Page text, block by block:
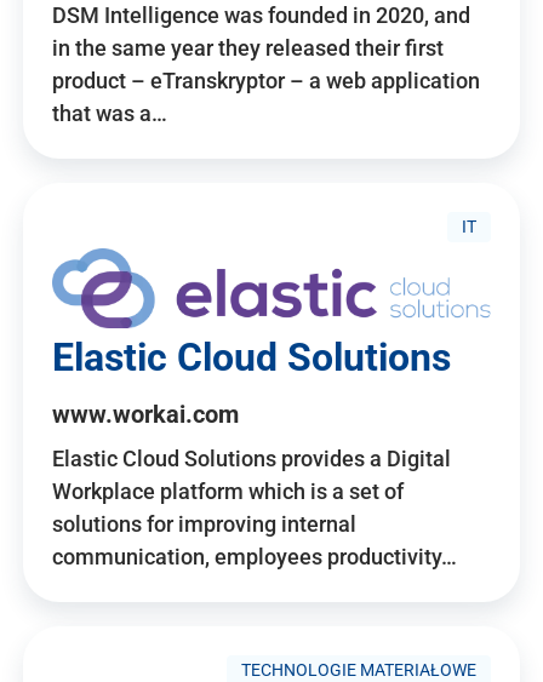
DSM Intelligence was founded in 2020, and
in the same year they released their first
product – eTranskryptor – a web application
that was a…
IT
Elastic Cloud Solutions
www.workai.com
Elastic Cloud Solutions provides a Digital
Workplace platform which is a set of
solutions for improving internal
communication, employees productivity…
TECHNOLOGIE MATERIAŁOWE